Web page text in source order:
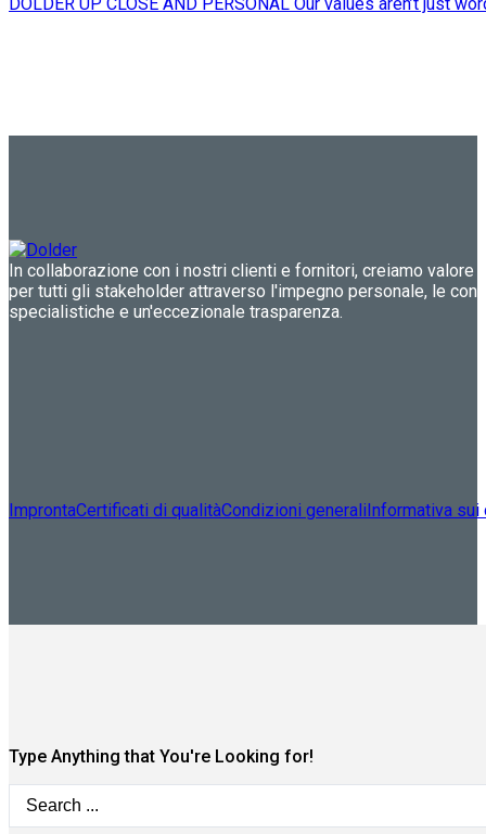
In collaborazione con i nostri clienti e fornitori, creiamo valore
per tutti gli stakeholder attraverso l'impegno personale, le
specialistiche e un'eccezionale trasparenza.
ImprontaCertificati di qualitàCondizioni generali Informativa sui
Type Anything that You're Looking for!
Search